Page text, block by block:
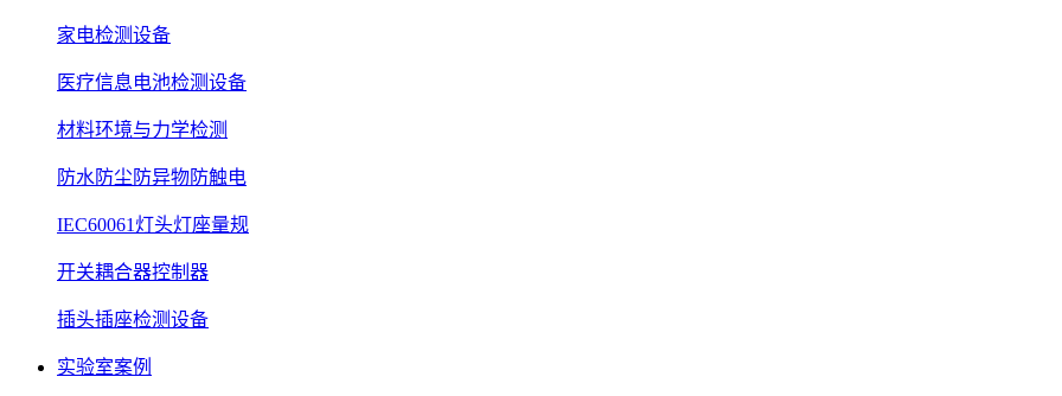
家电检测设备
医疗信息电池检测设备
材料环境与力学检测
防水防尘防异物防触电
IEC60061灯头灯座量规
开关耦合器控制器
插头插座检测设备
实验室案例